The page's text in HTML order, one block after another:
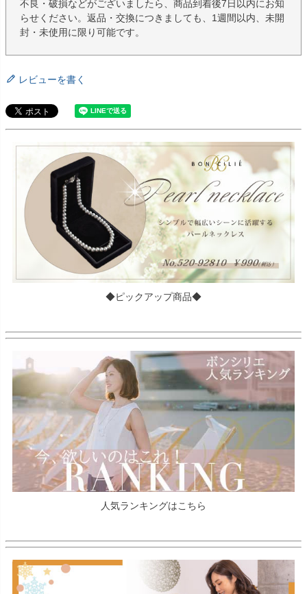
不良・破損などがございましたら、商品到着後7日以内にお知
らせください。返品・交換につきましても、1週間以内、未開
封・未使用に限り可能です。
レビューを書く
◆ピックアップ商品◆
人気ランキングはこちら